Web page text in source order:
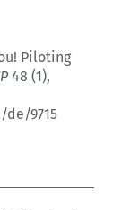
Piloting
48 (1),
9715